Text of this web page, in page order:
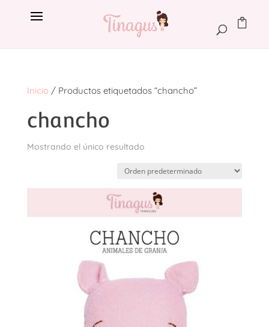
Inicio/ Productos etiquetados “chancho”
chancho
Mostrando el único resultado